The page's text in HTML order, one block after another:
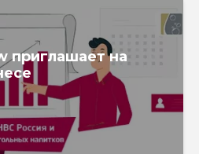
приглашает на